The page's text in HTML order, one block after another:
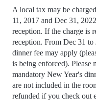
A local tax may be
11, 2017 and Dec 31,
reception. If the charge is
reception. From Dec 31 to
dinner fee may apply
is being enforced). Please
mandatory New Year's
are not included in the
refunded if you check out